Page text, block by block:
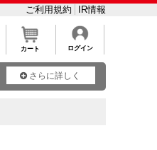
ご利用規約 IR情報
カート ログイン
さらに詳しく